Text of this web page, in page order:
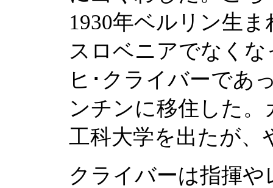
1930年ベルリン生
スロベニアでなく
ヒ･クライバーであ
ンチンに移住した
工科大学を出たが、
クライバーは指揮